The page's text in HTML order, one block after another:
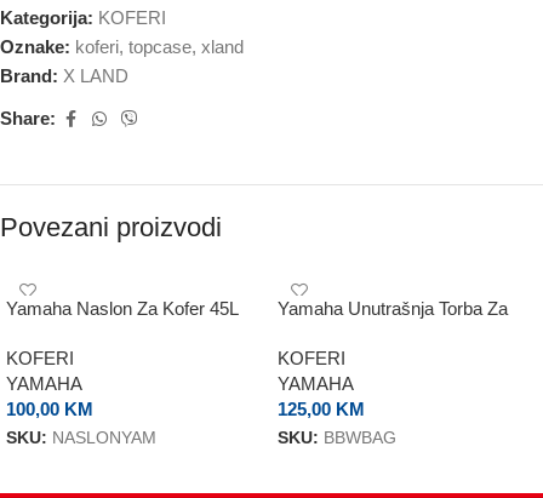
Kategorija: KOFERI
Oznake: koferi, topcase, xland
Brand: X LAND
Share:
Povezani proizvodi
Yamaha Naslon Za Kofer 45L
KOFERI
YAMAHA
100,00 KM
SKU: NASLONYAM
Yamaha Unutrašnja Torba Za
KOFERI
YAMAHA
125,00 KM
SKU: BBWBAG